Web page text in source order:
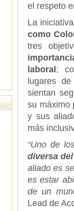
el respeto
La
como
tres
laboral ;
lugares
sientan
su máximo
y sus
más
“Uno de
diversa
aliado es
es estar
de un
Lead de